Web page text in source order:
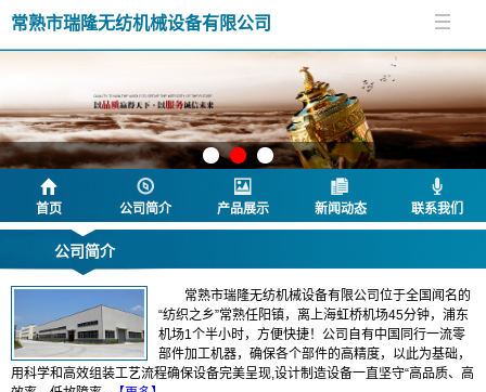
常熟市瑞隆无纺机械设备有限公司
首页 公司简介 产品展示 新闻动态 联系我们
公司简介
常熟市瑞隆无纺机械设备有限公司位于全国闻名的
“纺织之乡”常熟任阳镇，离上海虹桥机场45分钟，浦东
机场1个半小时，方便快捷！公司自有中国同行一流零
部件加工机器，确保各个部件的高精度，以此为基础，
用科学和高效组装工艺流程确保设备完美呈现,设计制造设备一直坚守“高品质、高